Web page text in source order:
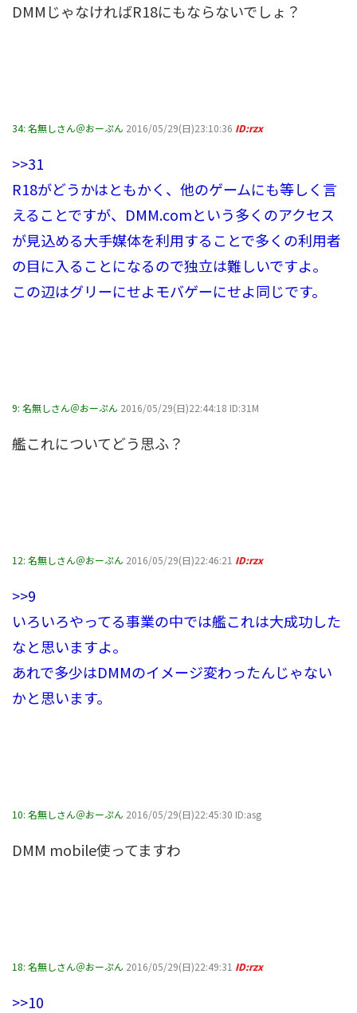
DMMじゃなければR18にもならないでしょ？
34: 名無しさん＠おーぷん 2016/05/29(日)23:10:36 ID:rzx
>>31
R18がどうかはともかく、他のゲームにも等しく言
えることですが、DMM.comという多くのアクセス
が見込める大手媒体を利用することで多くの利用者
の目に入ることになるので独立は難しいですよ。
この辺はグリーにせよモバゲーにせよ同じです。
9: 名無しさん＠おーぷん 2016/05/29(日)22:44:18 ID:31M
艦これについてどう思ふ？
12: 名無しさん＠おーぷん 2016/05/29(日)22:46:21 ID:rzx
>>9
いろいろやってる事業の中では艦これは大成功した
なと思いますよ。
あれで多少はDMMのイメージ変わったんじゃない
かと思います。
10: 名無しさん＠おーぷん 2016/05/29(日)22:45:30 ID:asg
DMM mobile使ってますわ
18: 名無しさん＠おーぷん 2016/05/29(日)22:49:31 ID:rzx
>>10